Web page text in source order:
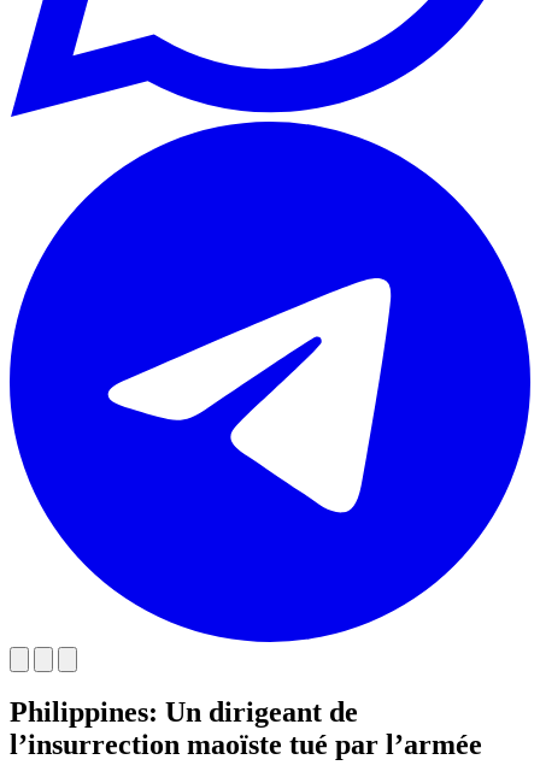
Philippines: Un dirigeant de
l’insurrection maoïste tué par l’armée